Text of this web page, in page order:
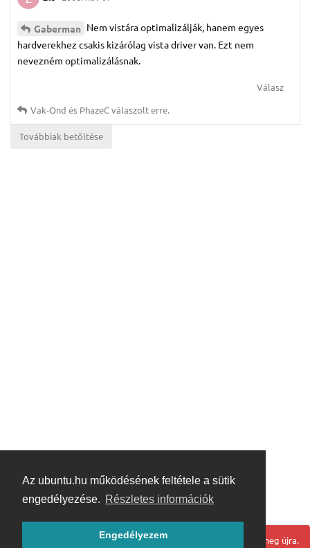
Az ubuntu.hu működésének feltétele a sütik
engedélyezése. Részletes információk
Engedélyezem
Gaberman Nem vistára optimalizálják, hanem egyes
hardverekhez csakis kizárólag vista driver van. Ezt nem
nevezném optimalizálásnak.
Válasz
Vak-Ond és PhazeCválaszolt erre.
Továbbiak betöltése
Hoppá! Valami hiba történt. Frissítse az oldalt és próbálja meg újra.